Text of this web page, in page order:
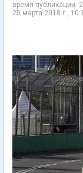
время публикации:
25 марта 2018 г.,